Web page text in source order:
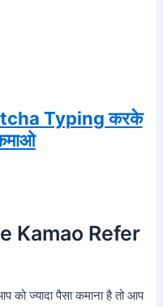
Typing करके
Kamao Refer
को ज्यादा पैसा कमाना है तो आप